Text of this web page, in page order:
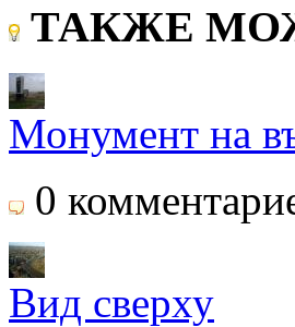
ТАКЖЕ
Монумент на
0
Вид сверху